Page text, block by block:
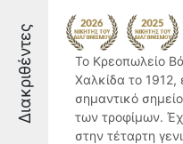
Διακριθέντες
Το Κρεοπωλείο
Χαλκίδα το 1912,
σημαντικό
των τροφίμων.
στην τέταρτη